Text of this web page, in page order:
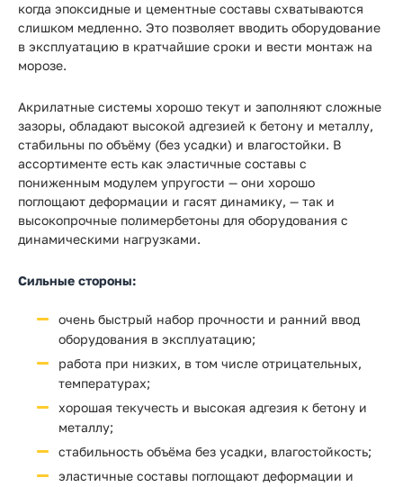
когда эпоксидные и цементные составы схватываются
слишком медленно. Это позволяет вводить оборудование
в эксплуатацию в кратчайшие сроки и вести монтаж на
морозе.
Акрилатные системы хорошо текут и заполняют сложные
зазоры, обладают высокой адгезией к бетону и металлу,
стабильны по объёму (без усадки) и влагостойки. В
ассортименте есть как эластичные составы с
пониженным модулем упругости — они хорошо
поглощают деформации и гасят динамику, — так и
высокопрочные полимербетоны для оборудования с
динамическими нагрузками.
Сильные стороны:
очень быстрый набор прочности и ранний ввод
оборудования в эксплуатацию;
работа при низких, в том числе отрицательных,
температурах;
хорошая текучесть и высокая адгезия к бетону и
металлу;
стабильность объёма без усадки, влагостойкость;
эластичные составы поглощают деформации и